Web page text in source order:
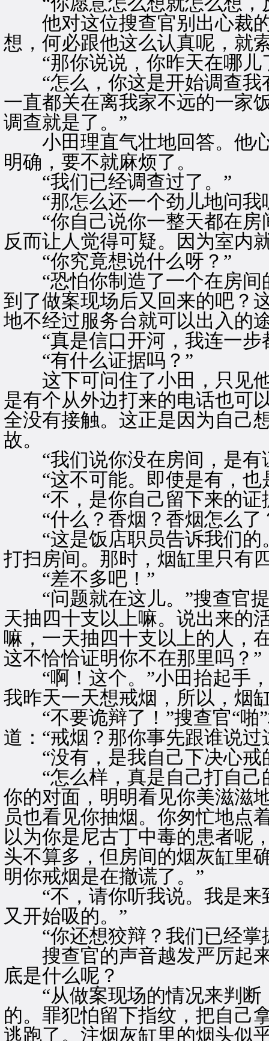
他对这位搜查官别出心裁的
想，何必跟他这么认真呢，就
“那你说说，你昨天在哪儿
“怎么，你这是开始调查我
一直都关在离我家不远的一家
调查就是了。”
小田理直气壮地回答。他心
明确，要不就麻烦了。
“我们已经调查过了。”
“那怎么还一个劲儿地问我
“你自己说你一整天都在房
反而让人觉得可疑。因为室内
“你究竟想说什么呀？”
“恐怕你制造了一个在房间
到了做案现场后又回来的吧？
地不经过服务台就可以出入的
“真是信口开河，我连一步
“有什么证据吗？”
这下可问住了小田，只见他
是有个从外边打来的电话也可
全没有接触。这正是因为自己
故。
“我们说你没在房间，是有
“这不可能。即使是有，也
“不，是你自己留下来的证
“什么？香烟？香烟怎么了
“这是饭店职员告诉我们的
打扫房间。那时，烟缸里只有
“差不多吧！”
“问题就在这儿。”搜查官提
天抽四十支以上嘛。说出来的
嘛，一天抽四十支以上的人，
这不恰恰证明你不在那里吗？”
“啊！这个。”小田抬起手，
我昨天一天想戒烟，所以，烟
“不要诡辩了！”搜查官“啪”
道：“戒烟？那你事先跟谁说过
“没有，是我自己下决心戒
“怎么样，真是自己打自己
你的对面，明明看见你美滋滋
员也看见你抽烟。你匆忙地点
以为你是尼古丁中毒的患者呢
头不算多，但房间的烟灰缸里
明你戒烟是在撤谎了。”
“不，请你听我说。我是来
又开始吸的。”
“你还想狡辩？我们已经掌
搜查官的声音越发严厉起来
底是什么呢？
“从做案现场的情况来判断
的。罪犯怕留下指纹，把自己
逃跑了。注烟灰缸里的烟头似